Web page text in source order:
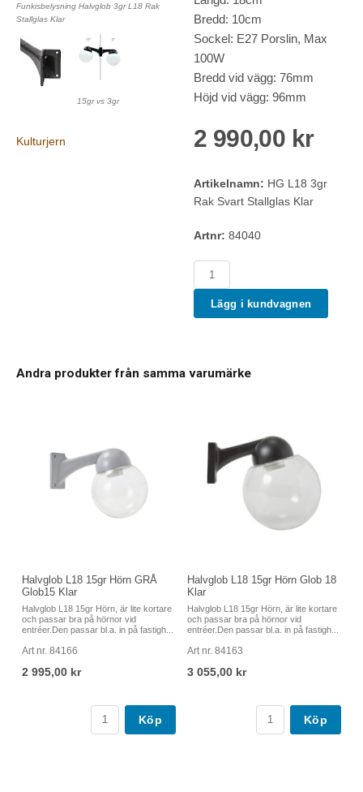
Funkisbelysning Halvglob 3gr L18 Rak
Stallglas Klar
15gr vs 3gr
Kulturjern
Bredd: 10cm
Sockel: E27 Porslin, Max
100W
Bredd vid vägg: 76mm
Höjd vid vägg: 96mm
2 990,00 kr
Artikelnamn: HG L18 3gr
Rak Svart Stallglas Klar
Artnr: 84040
Lägg i kundvagnen
Andra produkter från samma varumärke
Halvglob L18 15gr Hörn GRÅ
Glob15 Klar
Halvglob L18 15gr Hörn, är lite kortare
och passar bra på hörnor vid
entréer.Den passar bl.a. in på fastigh...
Art nr. 84166
2 995,00 kr
Köp
Halvglob L18 15gr Hörn Glob 18
Klar
Halvglob L18 15gr Hörn, är lite kortare
och passar bra på hörnor vid
entréer.Den passar bl.a. in på fastigh...
Art nr. 84163
3 055,00 kr
Köp